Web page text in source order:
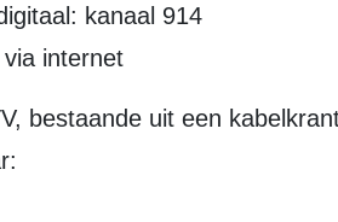
kanaal 914
internet